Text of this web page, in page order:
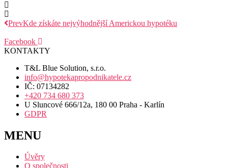
PrevKde získáte nejvýhodnější Americkou hypotéku
Facebook
KONTAKTY
T&L Blue Solution, s.r.o.
info@hypotekapropodnikatele.cz
IČ: 07134282
+420 734 680 373
U Sluncové 666/12a, 180 00 Praha - Karlín
GDPR
MENU
Úvěry
O společnosti